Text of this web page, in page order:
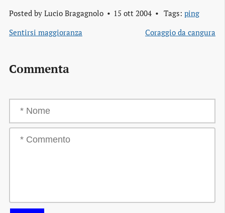
Posted by Lucio Bragagnolo 15 ott 2004 Tags: ping
Sentirsi maggioranza
Coraggio da cangura
Commenta